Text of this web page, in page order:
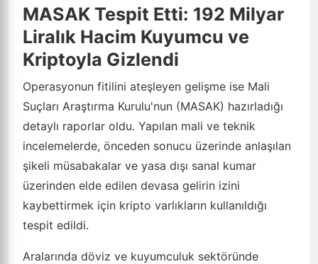
MASAK Tespit Etti: 192 Milyar
Liralık Hacim Kuyumcu ve
Kriptoyla Gizlendi
Operasyonun fitilini ateşleyen gelişme ise Mali
Suçları Araştırma Kurulu'nun (MASAK) hazırladığı
detaylı raporlar oldu. Yapılan mali ve teknik
incelemelerde, önceden sonucu üzerinde anlaşılan
şikeli müsabakalar ve yasa dışı sanal kumar
üzerinden elde edilen devasa gelirin izini
kaybettirmek için kripto varlıkların kullanıldığı
tespit edildi.
Aralarında döviz ve kuyumculuk sektöründe